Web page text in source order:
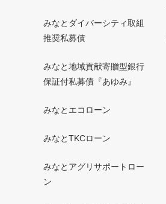
みなとダイバーシティ取組
推奨私募債
みなと地域貢献寄贈型銀行
保証付私募債『あゆみ』
みなとエコローン
みなとTKCローン
みなとアグリサポートロー
ン